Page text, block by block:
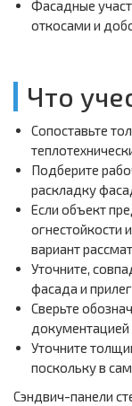
Фасадные
откосами и
Что
Сопоставьте
Подберите
раскладку
Если объект
огнестойкости
вариант
Уточните,
фасада и
Сверьте
документацией
Уточните
поскольку в
Сэндвич-панели